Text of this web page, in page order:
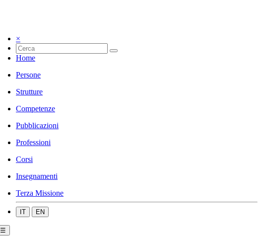
×
Home
Persone
Strutture
Competenze
Pubblicazioni
Professioni
Corsi
Insegnamenti
Terza Missione
IT EN
☰